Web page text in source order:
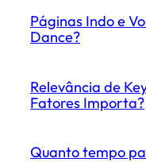
Páginas Indo e
Dance?
Relevância de
Fatores Importa?
Quanto tempo